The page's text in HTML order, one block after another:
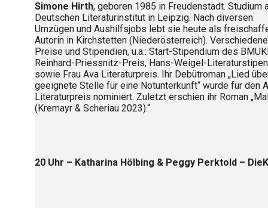
Simone Hirth, geboren 1985 in Freudenstadt. Studium
Deutschen Literaturinstitut in Leipzig. Nach diversen
Umzügen und Aushilfsjobs lebt sie heute als
Autorin in Kirchstetten (Niederösterreich). Verschiedene
Preise und Stipendien, u.a.: Start-Stipendium des
Reinhard-Priessnitz-Preis, Hans-Weigel-
sowie Frau Ava Literaturpreis. Ihr Debütroman „Lied
geeignete Stelle für eine Notunterkunft“ wurde für den
Literaturpreis nominiert. Zuletzt erschien ihr Roman
(Kremayr & Scheriau 2023).“
20 Uhr – Katharina Hölbing & Peggy Perktold –